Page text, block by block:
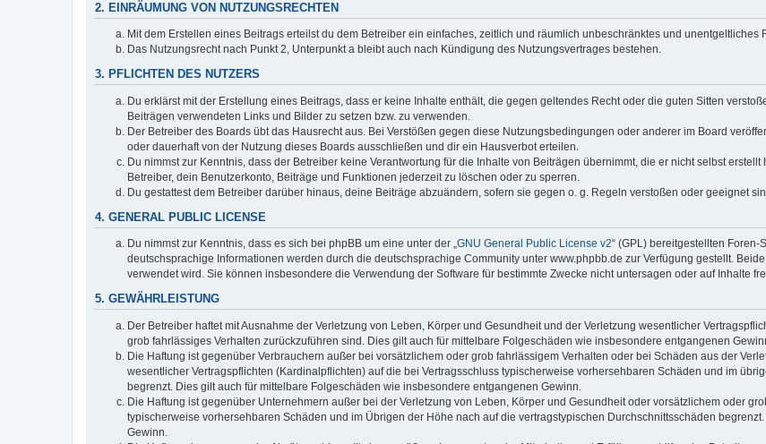
2. EINRÄUMUNG VON NUTZUNGSRECHTEN
Mit dem Erstellen eines Beitrags erteilst du dem Betreiber ein einfaches, zeitlich und räumlich unbeschränktes und
Das Nutzungsrecht nach Punkt 2, Unterpunkt a bleibt auch nach Kündigung des Nutzungsvertrages bestehen.
3. PFLICHTEN DES NUTZERS
Du erklärst mit der Erstellung eines Beitrags, dass er keine Inhalte enthält, die gegen geltendes Recht oder die guten Sitten
Beiträgen verwendeten Links und Bilder zu setzen bzw. zu verwenden.
Der Betreiber des Boards übt das Hausrecht aus. Bei Verstößen gegen diese Nutzungsbedingungen oder anderer im Board
oder dauerhaft von der Nutzung dieses Boards ausschließen und dir ein Hausverbot erteilen.
Du nimmst zur Kenntnis, dass der Betreiber keine Verantwortung für die Inhalte von Beiträgen übernimmt, die er nicht selbst
Betreiber, dein Benutzerkonto, Beiträge und Funktionen jederzeit zu löschen oder zu sperren.
Du gestattest dem Betreiber darüber hinaus, deine Beiträge abzuändern, sofern sie gegen o. g. Regeln verstoßen oder geeignet
4. GENERAL PUBLIC LICENSE
Du nimmst zur Kenntnis, dass es sich bei phpBB um eine unter der „GNU General Public License v2“ (GPL) bereitgestellten
deutschsprachige Informationen werden durch die deutschsprachige Community unter www.phpbb.de zur Verfügung gestellt.
verwendet wird. Sie können insbesondere die Verwendung der Software für bestimmte Zwecke nicht untersagen oder auf Inhalte
5. GEWÄHRLEISTUNG
Der Betreiber haftet mit Ausnahme der Verletzung von Leben, Körper und Gesundheit und der Verletzung wesentlicher
grob fahrlässiges Verhalten zurückzuführen sind. Dies gilt auch für mittelbare Folgeschäden wie insbesondere entgangenen
Die Haftung ist gegenüber Verbrauchern außer bei vorsätzlichem oder grob fahrlässigem Verhalten oder bei Schäden aus der
wesentlicher Vertragspflichten (Kardinalpflichten) auf die bei Vertragsschluss typischerweise vorhersehbaren Schäden und im
begrenzt. Dies gilt auch für mittelbare Folgeschäden wie insbesondere entgangenen Gewinn.
Die Haftung ist gegenüber Unternehmern außer bei der Verletzung von Leben, Körper und Gesundheit oder vorsätzlichem oder
typischerweise vorhersehbaren Schäden und im Übrigen der Höhe nach auf die vertragstypischen Durchschnittsschäden
Gewinn.